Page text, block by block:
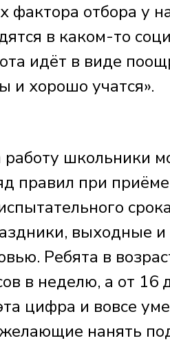
фактора отбора у
в каком-то
идёт в виде
и хорошо учатся».
работу школьники
правил при
выходные
Ребята в
в неделю, а от 16
цифра и вовсе
нанять